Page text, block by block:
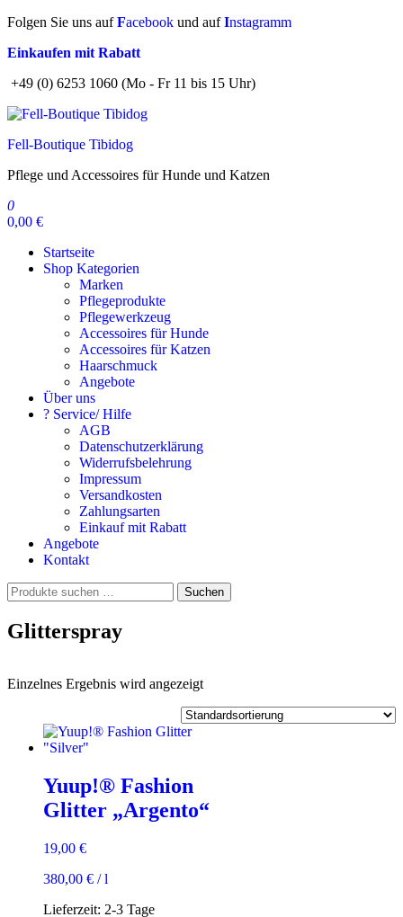
Zum
springen
Folgen Sie uns aufFacebook und aufInstagramm
Einkaufen mit Rabatt
+49 (0) 6253 1060 (Mo - Fr 11 bis 15 Uhr)
Fell-Boutique Tibidog
Pflege und Accessoires für Hunde und Katzen
0
0,00 €
Startseite
Shop Kategorien
Marken
Pflegeprodukte
Pflegewerkzeug
Accessoires für Hunde
Accessoires für Katzen
Haarschmuck
Angebote
Über uns
? Service/ Hilfe
AGB
Datenschutzerklärung
Widerrufsbelehrung
Impressum
Versandkosten
Zahlungsarten
Einkauf mit Rabatt
Angebote
Kontakt
Suchen
nach:
Suchen
Glitterspray
Einzelnes Ergebnis wird angezeigt
Yuup!® Fashion
Glitter „Argento“
19,00 €
380,00 € /l
Lieferzeit: 2-3 Tage